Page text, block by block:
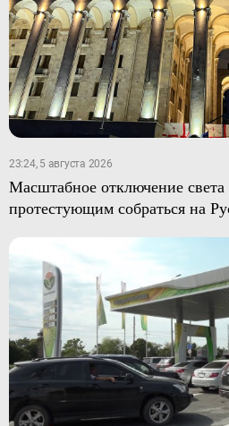
23:24, 5 августа 2026
Масштабное отключение
протестующим собраться на